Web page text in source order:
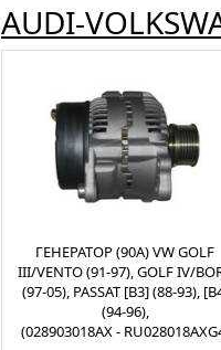
AUDI-
ГЕНЕРАТОР (90А) VW GOLF
III/VENTO (91-97), GOLF IV/
(97-05), PASSAT [B3] (88-93),
(94-96),
(028903018AX -